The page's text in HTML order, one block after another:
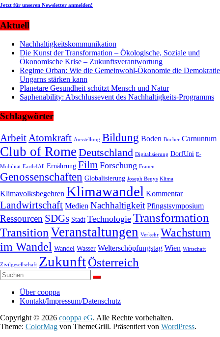
Jetzt für unseren Newsletter anmelden!
Aktuell
Nachhaltigkeitskommunikation
Die Kunst der Transformation – Ökologische, Soziale und
Ökonomische Krise – Zukunftsverantwortung
Regime Orban: Wie die Gemeinwohl-Ökonomie die Demokratie
Ungarns stärken kann
Planetare Gesundheit schützt Mensch und Natur
Saphenability: Abschlussevent des Nachhaltigkeits-Programms
Schlagwörter
Arbeit Atomkraft Ausstellung Bildung Boden Bücher Carnuntum
Club of Rome Deutschland Digitalisierung DorfUni E-
Mobilität Earth4All Ernährung Film Forschung Frauen
Genossenschaften Globalisierung Joseph Beuys Klima
Klimavolksbegehren Klimawandel Kommentar
Landwirtschaft Medien Nachhaltigkeit Pfingstsymposium
Ressourcen SDGs Stadt Technologie Transformation
TransitionVeranstaltungen Verkehr Wachstum
im Wandel Wandel Wasser Welterschöpfungstag Wien Wirtschaft
Zivilgesellschaft ZukunftÖsterreich
Über cooppa
Kontakt/Impressum/Datenschutz
Copyright © 2026 cooppa eG. Alle Rechte vorbehalten.
Theme: ColorMag von ThemeGrill. Präsentiert von WordPress.